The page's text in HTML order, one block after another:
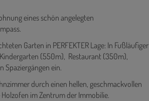
eines schön angelegten
Garten in PERFEKTER Lage: In Fußläufiger
(550m), Restaurant (350m),
Spaziergängen ein.
durch einen hellen, geschmackvollen
im Zentrum der Immobilie.